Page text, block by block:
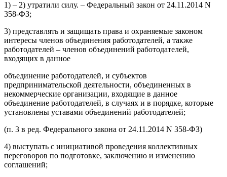
1) – 2) утратили силу. – Федеральный закон от 24.11.2014 N
358-ФЗ;
3) представлять и защищать права и охраняемые законом
интересы членов объединения работодателей, а также
работодателей – членов объединений работодателей,
входящих в данное
объединение работодателей, и субъектов
предпринимательской деятельности, объединенных в
некоммерческие организации, входящие в данное
объединение работодателей, в случаях и в порядке, которые
установлены уставами объединений работодателей;
(п. 3 в ред. Федерального закона от 24.11.2014 N 358-ФЗ)
4) выступать с инициативой проведения коллективных
переговоров по подготовке, заключению и изменению
соглашений;